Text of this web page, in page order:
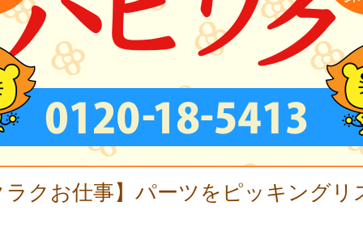
ラクお仕事】パーツをピッキングリ